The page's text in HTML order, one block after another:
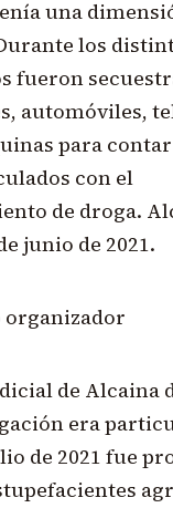
una
los
fueron
automóviles,
para
con el
de droga.
junio de 2021.
organizador
de Alcaina
era
de 2021 fue